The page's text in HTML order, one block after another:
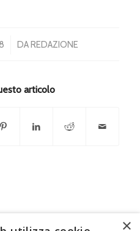
DAREDAZIONE
articolo
×